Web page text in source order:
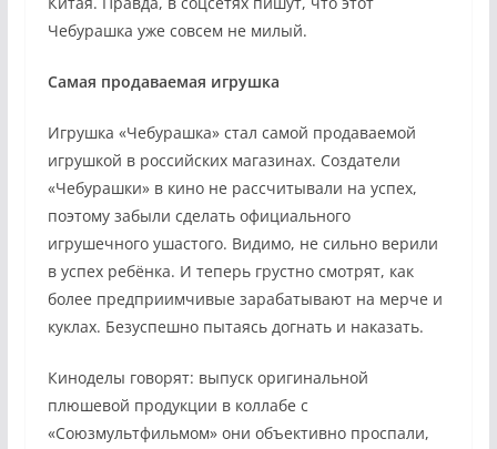
Чебурашка уже совсем не милый.
Самая продаваемая игрушка
Игрушка «Чебурашка» стал самой продаваемой
игрушкой в российских магазинах. Создатели
«Чебурашки» в кино не рассчитывали на успех,
поэтому забыли сделать официального
игрушечного ушастого. Видимо, не сильно верили
в успех ребёнка. И теперь грустно смотрят, как
более предприимчивые зарабатывают на мерче и
куклах. Безуспешно пытаясь догнать и наказать.
Киноделы говорят: выпуск оригинальной
плюшевой продукции в коллабе с
«Союзмультфильмом» они объективно проспали,